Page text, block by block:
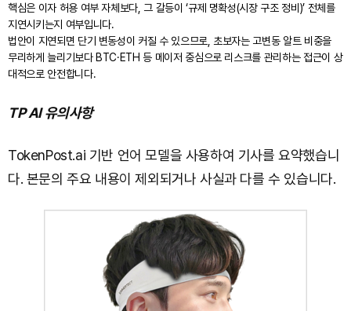
핵심은 이자 허용 여부 자체보다, 그 갈등이 ‘규제 명확성(시장 구조 정비)’ 전체를
지연시키는지 여부입니다.
법안이 지연되면 단기 변동성이 커질 수 있으므로, 초보자는 고변동 알트 비중을
무리하게 늘리기보다 BTC·ETH 등 메이저 중심으로 리스크를 관리하는 접근이 상
대적으로 안전합니다.
TP AI 유의사항
TokenPost.ai 기반 언어 모델을 사용하여 기사를 요약했습니
다. 본문의 주요 내용이 제외되거나 사실과 다를 수 있습니다.